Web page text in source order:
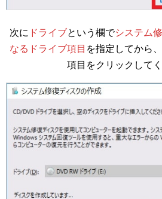
次に ドライブという欄でシステム
なるドライブ項目 を指定してから、
項目をクリックしてく